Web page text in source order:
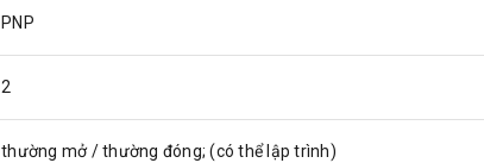
PNP
2
thường mở / thường đóng; (có thể lập trình)